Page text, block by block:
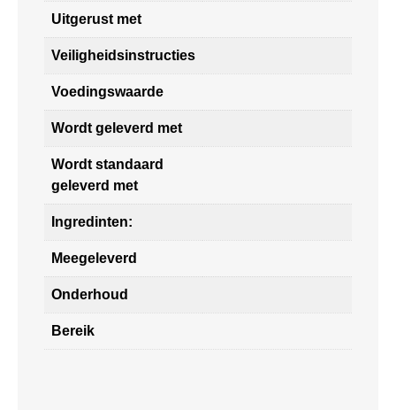
Uitgerust met
Veiligheidsinstructies
Voedingswaarde
Wordt geleverd met
Wordt standaard
geleverd met
Ingredinten:
Meegeleverd
Onderhoud
Bereik